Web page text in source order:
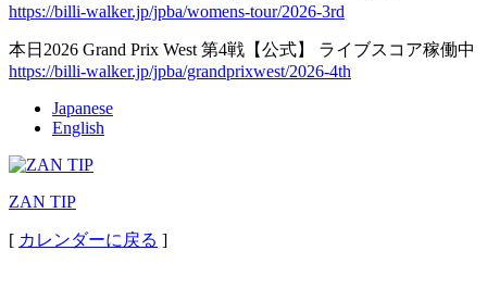
https://billi-walker.jp/jpba/womens-tour/2026-3rd
本日2026 Grand Prix West 第4戦【公式】 ライブスコア稼働中
https://billi-walker.jp/jpba/grandprixwest/2026-4th
Japanese
English
ZAN TIP
[ カレンダーに戻る ]